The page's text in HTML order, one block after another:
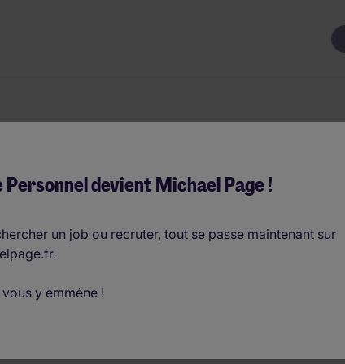
Lourds H/F
Personnel devient Michael Page !
un job ou recruter, tout se passe maintenant sur
y emmène !